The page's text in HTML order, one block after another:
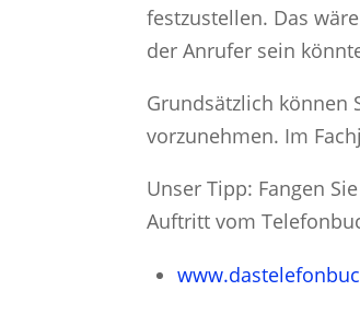
festzustellen. Das
der Anrufer sein
Grundsätzlich können
vorzunehmen. Im
Unser Tipp: Fangen
Auftritt vom